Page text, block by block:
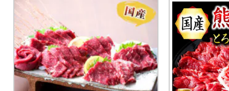
別な日の一品や、贅沢な晩酌
のお供にもおすすめです。ブ
ロック肉でのお届けとなりま
すので、ご自宅でカットして
お召し上がりください。新鮮
な状態で加工し、冷凍でお届
けします。
の方法を
梱しており